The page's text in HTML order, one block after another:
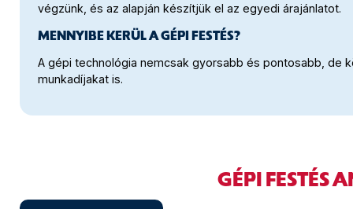
végzünk, és az alapján készítjük el az egyedi árajánlatot.
MENNYIBE KERÜL A GÉPI FESTÉS?
A gépi technológia nemcsak gyorsabb és pontosabb, de
munkadíjakat is.
GÉPI FESTÉS